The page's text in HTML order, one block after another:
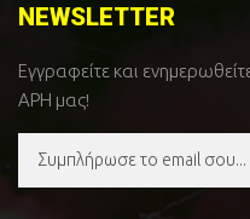
NEWSLETTER
Εγγραφείτε και
ΑΡΗ μας!